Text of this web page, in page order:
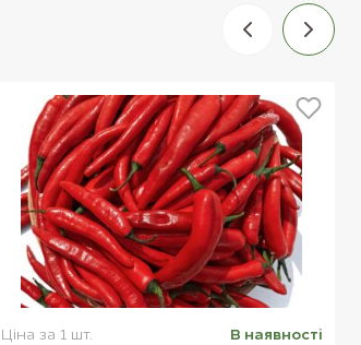
Ціна за 1 шт.
В наявностi